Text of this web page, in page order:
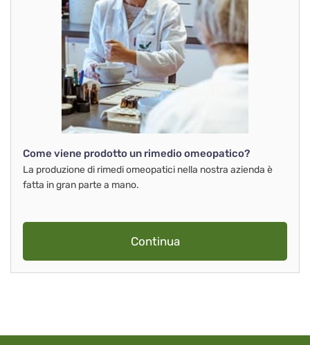
Come viene prodotto un rimedio omeopatico?
La produzione di rimedi omeopatici nella nostra azienda è
fatta in gran parte a mano.
Continua